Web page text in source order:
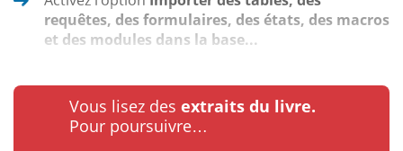
requêtes, des formulaires, des états, des macros
et des modules dans la base...
Vous lisez des extraits du livre.
Pour poursuivre…